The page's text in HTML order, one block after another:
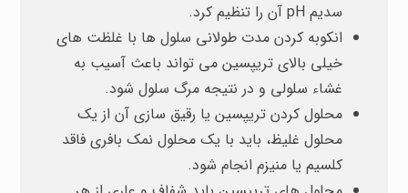
سدیم pH آن را تنظیم کرد.
انکوبه کردن مدت طولانی سلول ها با غلظت های
خیلی بالای تریپسین می تواند باعث آسیب به
غشاء سلولی و در نتیجه مرگ سلول شود.
محلول کردن تریپسین یا رقیق سازی آن از یک
محلول غلیظ، باید با یک محلول نمک بافری فاقد
کلسیم یا منیزم انجام شود.